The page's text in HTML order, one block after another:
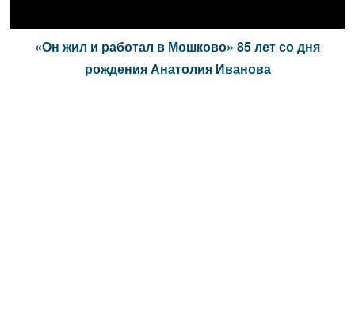
«Он жил и работал в Мошково» 85 лет со дня
рождения Анатолия Иванова